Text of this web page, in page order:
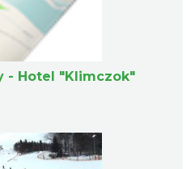
- Hotel "Klimczok"